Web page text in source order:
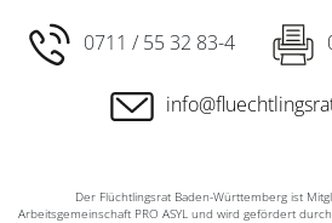
0711 / 55 32 83-4
Der Flüchtlingsrat Baden-Württemberg ist
Arbeitsgemeinschaft PRO ASYL und wird gefördert